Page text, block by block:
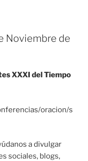
Noviembre de
XXXI del Tiempo
oracion/s
a divulgar
sociales, blogs,